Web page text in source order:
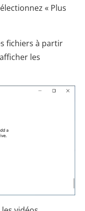
« Plus
fichiers à partir
les